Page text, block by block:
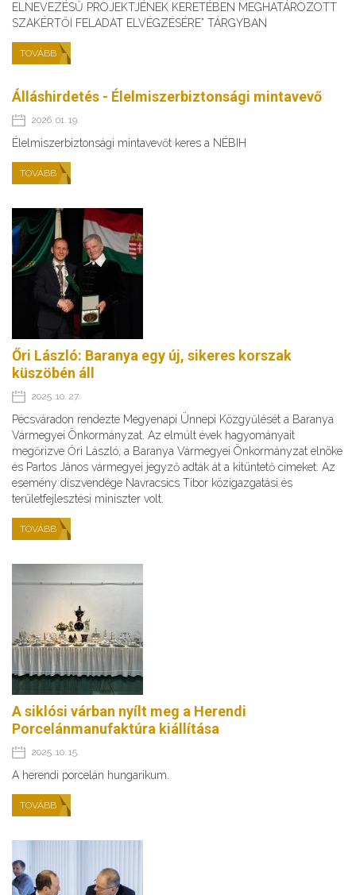
ELNEVEZÉSŰ PROJEKTJÉNEK KERETÉBEN MEGHATÁROZOTT
SZAKÉRTŐI FELADAT ELVÉGZÉSÉRE” TÁRGYBAN
TOVÁBB
Álláshirdetés - Élelmiszerbiztonsági mintavevő
2026. 01. 19.
Élelmiszerbiztonsági mintavevőt keres a NÉBIH
TOVÁBB
Őri László: Baranya egy új, sikeres korszak
küszöbén áll
2025. 10. 27.
Pécsváradon rendezte Megyenapi Ünnepi Közgyűlését a Baranya
Vármegyei Önkormányzat. Az elmúlt évek hagyományait
megőrizve Őri László, a Baranya Vármegyei Önkormányzat elnöke
és Partos János vármegyei jegyző adták át a kitüntető címeket. Az
esemény díszvendége Navracsics Tibor közigazgatási és
területfejlesztési miniszter volt.
TOVÁBB
A siklósi várban nyílt meg a Herendi
Porcelánmanufaktúra kiállítása
2025. 10. 15.
A herendi porcelán hungarikum.
TOVÁBB